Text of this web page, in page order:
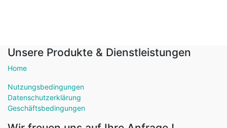
Unsere Produkte & Dienstleistungen
Home
Nutzungsbedingungen
Datenschutzerklärung
Geschäftsbedingungen